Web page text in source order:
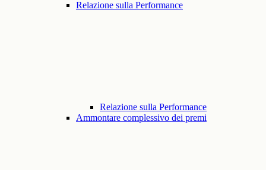
Relazione sulla Performance
Relazione sulla Performance
Ammontare complessivo dei premi